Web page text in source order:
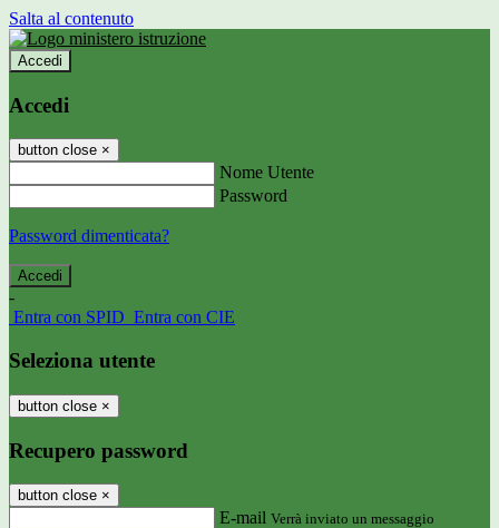
Salta al contenuto
Accedi
Accedi
button close ×
Nome Utente
Password
Password dimenticata?
-
Entra con SPID Entra con CIE
Seleziona utente
button close ×
Recupero password
button close ×
E-mail Verrà inviato un messaggio